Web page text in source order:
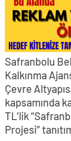
Safranbolu
Kalkınma
Çevre
kapsamında
TL’lik
Projesi”